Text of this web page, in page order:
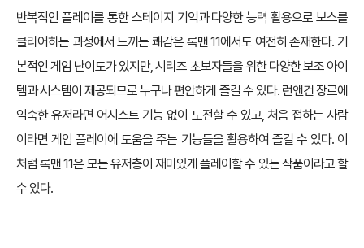
반복적인 플레이를 통한 스테이지 기억과 다양한 능력 활용으로 보스를
클리어하는 과정에서 느끼는 쾌감은 록맨 11에서도 여전히 존재한다. 기
본적인 게임 난이도가 있지만, 시리즈 초보자들을 위한 다양한 보조 아이
템과 시스템이 제공되므로 누구나 편안하게 즐길 수 있다. 런앤건 장르에
익숙한 유저라면 어시스트 기능 없이 도전할 수 있고, 처음 접하는 사람
이라면 게임 플레이에 도움을 주는 기능들을 활용하여 즐길 수 있다. 이
처럼 록맨 11은 모든 유저층이 재미있게 플레이할 수 있는 작품이라고 할
수 있다.